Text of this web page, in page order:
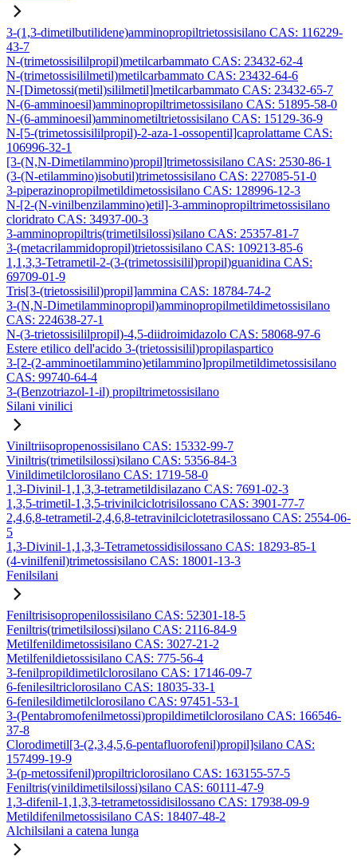
3-(1,3-dimetilbutilidene)amminopropiltrietossisilano CAS: 116229-
43-7
N-(trimetossisililpropil)metilcarbammato CAS: 23432-62-4
N-(trimetossisililmetil)metilcarbammato CAS: 23432-64-6
N-[Dimetossi(metil)sililmetil]metilcarbammato CAS: 23432-65-7
N-(6-amminoesil)amminopropiltrimetossisilano CAS: 51895-58-0
N-(6-amminoesil)amminometiltrietossisilano CAS: 15129-36-9
N-[5-(trimetossisililpropil)-2-aza-1-ossopentil]caprolattame CAS:
106996-32-1
[3-(N,N-Dimetilammino)propil]trimetossisilano CAS: 2530-86-1
(3-(N-etilammino)isobutil)trimetossisilano CAS: 227085-51-0
3-piperazinopropilmetildimetossisilano CAS: 128996-12-3
N-[2-(N-vinilbenzilammino)etil]-3-amminopropiltrimetossisilano
cloridrato CAS: 34937-00-3
3-amminopropiltris(trimetilsilossi)silano CAS: 25357-81-7
3-(metacrilammidopropil)trietossisilano CAS: 109213-85-6
1,1,3,3-Tetrametil-2-(3-(trimetossisilil)propil)guanidina CAS:
69709-01-9
Tris[3-(trietossisilil)propil]ammina CAS: 18784-74-2
3-(N,N-Dimetilamminopropil)amminopropilmetildimetossisilano
CAS: 224638-27-1
N-(3-trietossisililpropil)-4,5-diidroimidazolo CAS: 58068-97-6
Estere etilico dell'acido 3-(trietossisilil)propilaspartico
3-[2-(2-amminoetilammino)etilammino]propilmetildimetossisilano
CAS: 99740-64-4
3-(Benzotriazol-1-il) propiltrimetossisilano
Silani vinilici
Viniltriisopropenossisilano CAS: 15332-99-7
Viniltris(trimetilsilossi)silano CAS: 5356-84-3
Vinildimetilclorosilano CAS: 1719-58-0
1,3-Divinil-1,1,3,3-tetrametildisilazano CAS: 7691-02-3
1,3,5-trimetil-1,3,5-trivinilciclotrisilossano CAS: 3901-77-7
2,4,6,8-tetrametil-2,4,6,8-tetravinilciclotetrasilossano CAS: 2554-06-
5
1,3-Divinil-1,1,3,3-Tetrametossidisilossano CAS: 18293-85-1
(4-vinilfenil)trimetossisilano CAS: 18001-13-3
Fenilsilani
Feniltrisisopropenilossisilano CAS: 52301-18-5
Feniltris(trimetilsilossi)silano CAS: 2116-84-9
Metilfenildimetossisilano CAS: 3027-21-2
Metilfenildietossisilano CAS: 775-56-4
3-fenilpropildimetilclorosilano CAS: 17146-09-7
6-fenilesiltriclorosilano CAS: 18035-33-1
6-fenilesildimetilclorosilano CAS: 97451-53-1
3-(Pentabromofenilmetossi)propildimetilclorosilano CAS: 166546-
37-8
Clorodimetil[3-(2,3,4,5,6-pentafluorofenil)propil]silano CAS:
157499-19-9
3-(p-metossifenil)propiltriclorosilano CAS: 163155-57-5
Feniltris(vinildimetilsilossi)silano CAS: 60111-47-9
1,3-difenil-1,1,3,3-tetrametossidisilossano CAS: 17938-09-9
Metildifenilmetossisilano CAS: 18407-48-2
Alchilsilani a catena lunga